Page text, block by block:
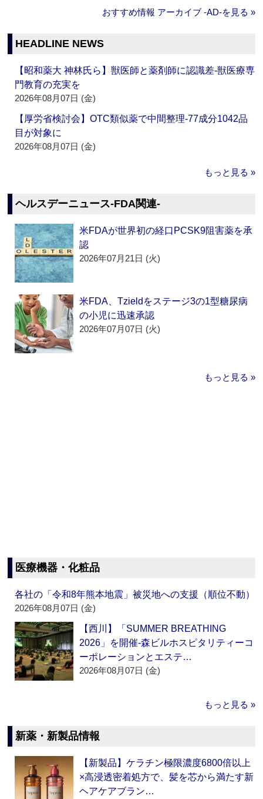
おすすめ情報 アーカイブ ‐AD‐を見る »
HEADLINE NEWS
【昭和薬大 神林氏ら】獣医師と薬剤師に認識差‐獣医療専
門教育の充実を
2026年08月07日 (金)
【厚労省検討会】OTC類似薬で中間整理‐77成分1042品
目が対象に
2026年08月07日 (金)
もっと見る »
ヘルスデーニュース‐FDA関連‐
米FDAが世界初の経口PCSK9阻害薬を承
認
2026年07月21日 (火)
米FDA、Tzieldをステージ3の1型糖尿病
の小児に迅速承認
2026年07月07日 (火)
もっと見る »
医療機器・化粧品
各社の「令和8年熊本地震」被災地への支援（順位不動）
2026年08月07日 (金)
【西川】「SUMMER BREATHING
2026」を開催‐森ビルホスピタリティーコ
ーポレーションとエステ…
2026年08月07日 (金)
もっと見る »
新薬・新製品情報
【新製品】ケラチン極限濃度6800倍以上
×高浸透密着処方で、髪を芯から満たす新
ヘアケアブラン…